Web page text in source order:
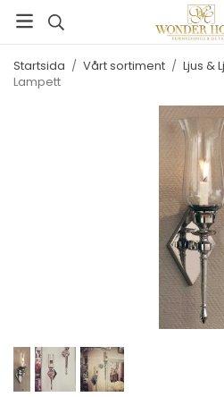
Startsida / Vårt sortiment / Ljus &
Lampett